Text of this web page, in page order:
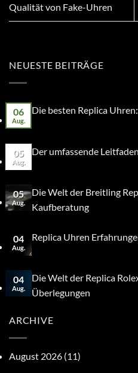
Qualität von Fake-Uhren
NEUESTE BEITRÄGE
06
Aug.
Die besten Replica
05
Aug.
Der umfassende
05
Aug.
Die Welt der Breitling
Kaufberatung
04
Aug.
Replica Uhren
04
Aug.
Die Welt der Replica
Überlegungen
ARCHIVE
August 2026 (11)